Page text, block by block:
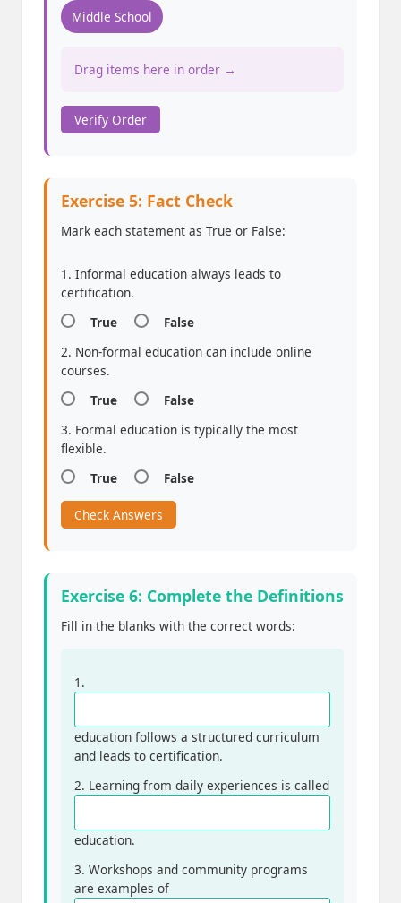
Middle School
Drag items here in order →
Verify Order
Exercise 5: Fact Check
Mark each statement as True or False:
1. Informal education always leads to
certification.
True
False
2. Non-formal education can include online
courses.
True
False
3. Formal education is typically the most
flexible.
True
False
Check Answers
Exercise 6: Complete the Definitions
Fill in the blanks with the correct words:
1.
education follows a structured curriculum
and leads to certification.
2. Learning from daily experiences is called
education.
3. Workshops and community programs
are examples of